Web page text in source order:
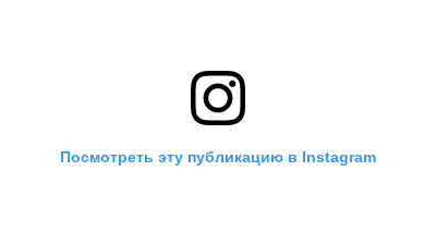
Посмотреть эту публикацию в Instagram